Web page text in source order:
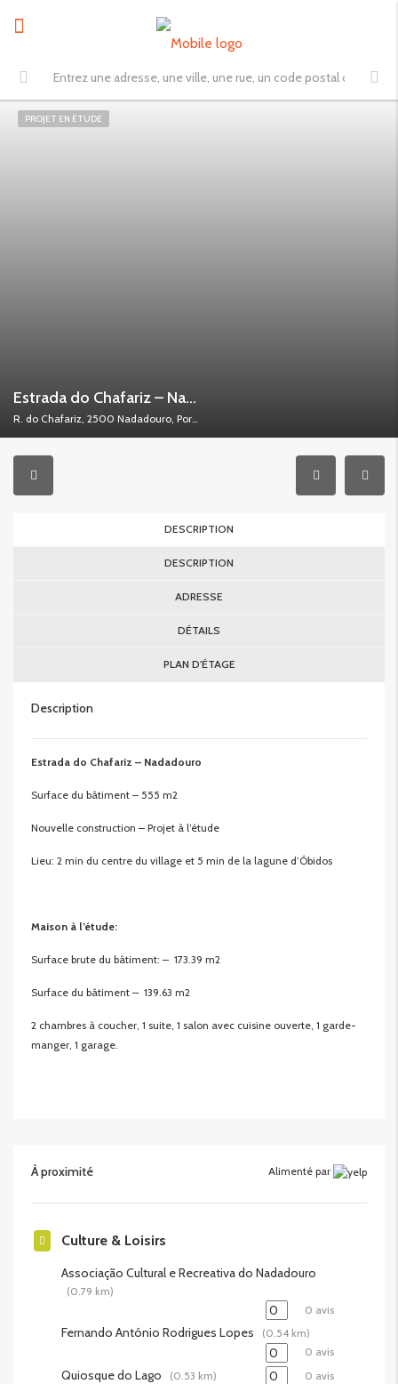
PROJET EN ÉTUDE
Estrada do Chafariz – Nadadouro
R. do Chafariz, 2500 Nadadouro, Portugal
DESCRIPTION
DESCRIPTION
ADRESSE
DÉTAILS
PLAN D'ÉTAGE
Description
Estrada do Chafariz – Nadadouro
Surface du bâtiment – 555 m2
Nouvelle construction – Projet à l’étude
Lieu: 2 min du centre du village et 5 min de la lagune d’Óbidos
Maison à l’étude:
Surface brute du bâtiment: – 173.39 m2
Surface du bâtiment – 139.63 m2
2 chambres à coucher, 1 suite, 1 salon avec cuisine ouverte, 1 garde-
manger, 1 garage.
À proximité Alimenté par
Culture & Loisirs
Associação Cultural e Recreativa do Nadadouro
(0.79 km)
0 avis
Fernando António Rodrigues Lopes
(0.54 km)
0 avis
Quiosque do Lago (0.53 km) 0 avis